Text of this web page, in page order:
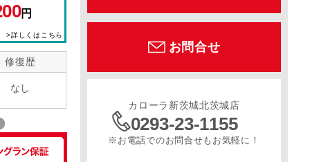
円
>詳しくはこちら
修復歴
なし
お問合せ
カローラ新茨城北茨城店
0293-23-1155
※お電話でのお問合せもお気軽に！